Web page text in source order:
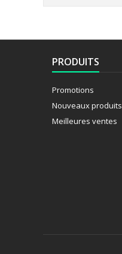
PRODUITS
Promotions
Nouveaux produits
Meilleures ventes